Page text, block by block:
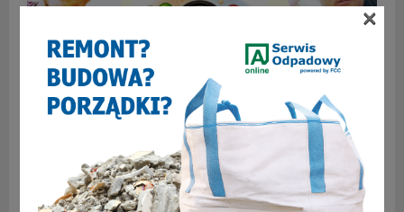
Antczak i Pawlenka o… Zabrzu – Odcinek 75 – Gusty,
orientacje i zboczenia
×